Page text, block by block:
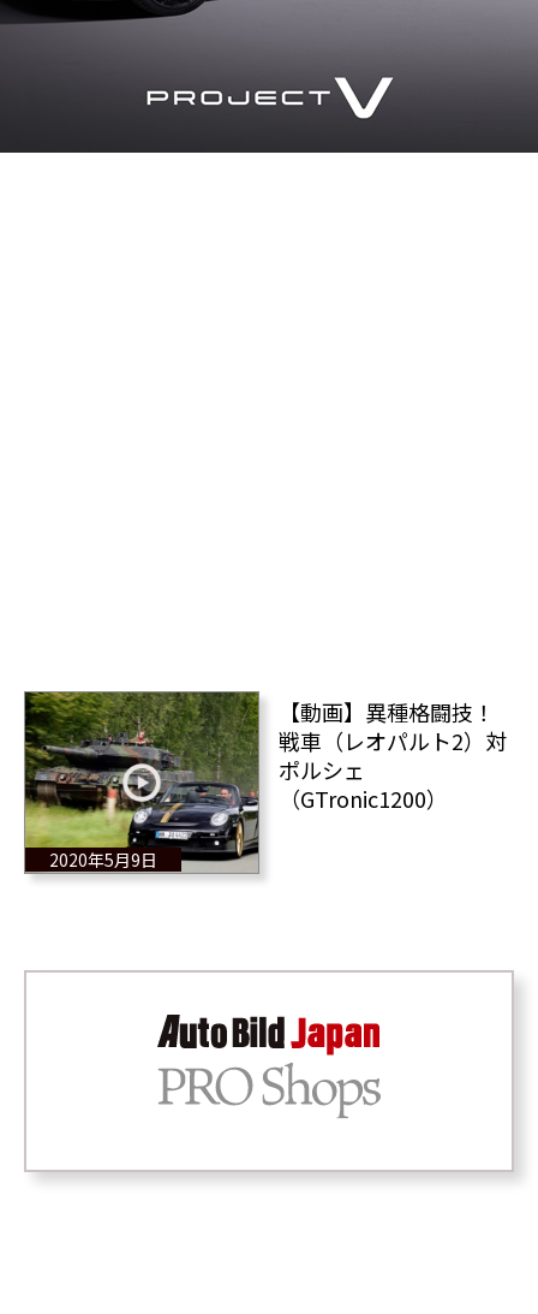
2020年5月9日
【動画】異種格闘技！
戦車（レオパルト2）対
ポルシェ
（GTronic1200）